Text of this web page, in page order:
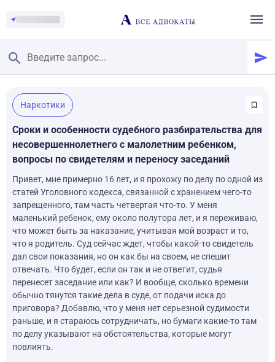
Главная
/
Смотреть заданные вопросы
/
Задать вопрос
Наркотики
Сроки и особенности судебного разбирательства для
несовершеннолетнего с малолетним ребенком,
вопросы по свидетелям и переносу заседаний
Привет, мне примерно 16 лет, и я прохожу по делу по одной из
статей Уголовного кодекса, связанной с хранением чего-то
запрещенного, там часть четвертая что-то. У меня
маленький ребенок, ему около полутора лет, и я переживаю,
что может быть за наказание, учитывая мой возраст и то,
что я родитель. Суд сейчас ждет, чтобы какой-то свидетель
дал свои показания, но он как бы на своем, не спешит
отвечать. Что будет, если он так и не ответит, судья
перенесет заседание или как? И вообще, сколько времени
обычно тянутся такие дела в суде, от подачи иска до
приговора? Добавлю, что у меня нет серьезной судимости
раньше, и я стараюсь сотрудничать, но бумаги какие-то там
по делу указывают на обстоятельства, которые могут
повлиять.